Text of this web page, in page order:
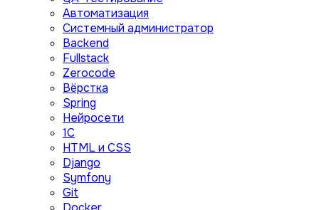
Автоматизация
Системный администратор
Backend
Fullstack
Zerocode
Вёрстка
Spring
Нейросети
1C
HTML и CSS
Django
Symfony
Git